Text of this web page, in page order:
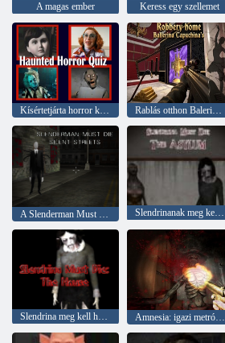
A magas ember Keress egy szellemet
Kísértetjárta horror kvíz Rablás otthon Balerina Capuchina
Slendrinanak meg kell halnia a menedéket
Slendrina meg kell halnia a házat Amnesia: igazi metró horror